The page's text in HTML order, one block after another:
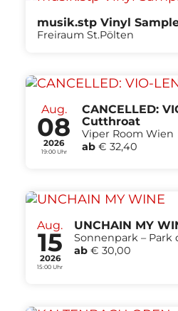
musik.stp Vinyl
Freiraum St.Pölten
Aug.
08
2026
19:00 Uhr
CANCELLED:
Cutthroat
Viper Room Wien
ab € 32,40
Aug.
15
2026
15:00 Uhr
UNCHAIN MY
Sonnenpark – Park
ab € 30,00